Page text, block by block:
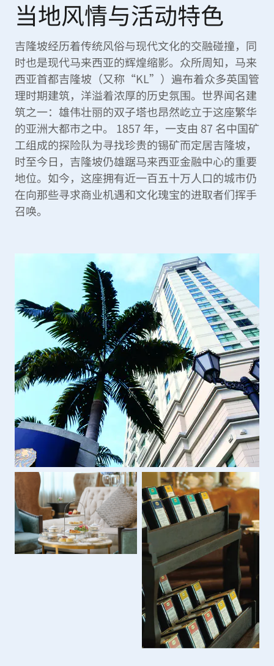
当地风情与活动特色
吉隆坡经历着传统风俗与现代文化的交融碰撞，同
时也是现代马来西亚的辉煌缩影。众所周知，马来
西亚首都吉隆坡（又称“KL”）遍布着众多英国管
理时期建筑，洋溢着浓厚的历史氛围。世界闻名建
筑之一：雄伟壮丽的双子塔也昂然屹立于这座繁华
的亚洲大都市之中。 1857 年，一支由 87 名中国矿
工组成的探险队为寻找珍贵的锡矿而定居吉隆坡，
时至今日，吉隆坡仍雄踞马来西亚金融中心的重要
地位。如今，这座拥有近一百五十万人口的城市仍
在向那些寻求商业机遇和文化瑰宝的进取者们挥手
召唤。